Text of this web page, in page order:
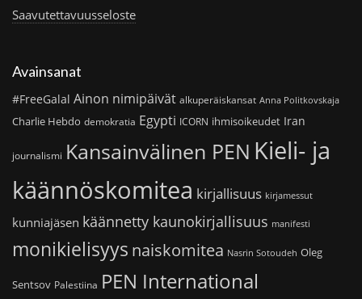
Saavutettavuusseloste
Avainsanat
#FreeGalal Ainon nimipäivät alkuperäiskansat Anna Politkovskaja
Charlie Hebdo demokratia Egypti ICORN ihmisoikeudet Iran
journalismi Kansainvälinen PEN Kieli- ja
käännöskomitea kirjallisuus kirjamessut
kunniajäsen käännetty kaunokirjallisuus manifesti
monikielisyys naiskomitea Nasrin Sotoudeh Oleg
Sentsov Palestiina PEN International